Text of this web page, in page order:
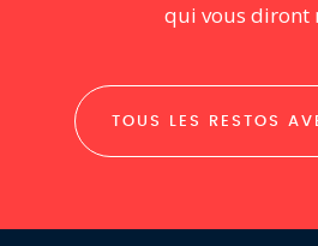
qui vous diront
TOUS LES RESTOS